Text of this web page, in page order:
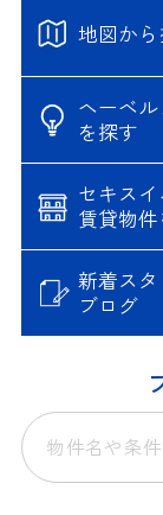
地図か
ヘーベ
を探す
セキス
賃貸物
新着スタ
ブログ